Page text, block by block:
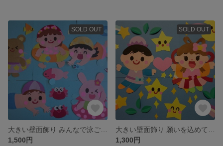
SOLD OUT
1,500円
SOLD OUT
1,300円